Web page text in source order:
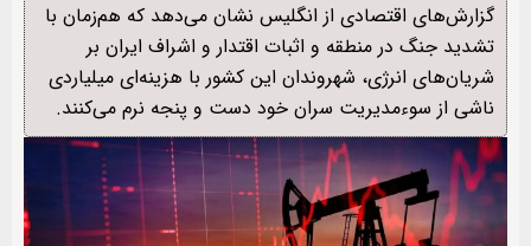
گزارش‌های اقتصادی از انگلیس نشان می‌دهد که هم‌زمان با
تشدید جنگ در منطقه و اثبات اقتدار و اشراف ایران بر
شریان‌های انرژی، شهروندان این کشور با هزینه‌ای میلیاردی
ناشی از سوءمدیریت سران خود دست‌ و‌ پنجه نرم می‌کنند.